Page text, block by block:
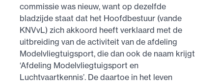
commissie was nieuw, want op dezelfde
bladzijde staat dat het Hoofdbestuur (vande
KNVvL) zich akkoord heeft verklaard met de
uitbreiding van de activiteit van de afdeling
Modelvliegtuigsport, die dan ook de naam krijgt
‘Afdeling Modelvliegtuigsport en
Luchtvaartkennis’. De daartoe in het leven